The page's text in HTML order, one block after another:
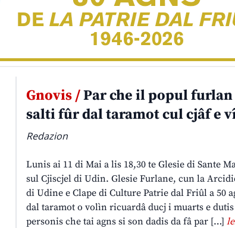
Gnovis /Par che il popul furlan
salti fûr dal taramot cul cjâf e
Redazion
Lunis ai 11 di Mai a lis 18,30 te Glesie di Sante
sul Cjiscjel di Udin. Glesie Furlane, cun la
di Udine e Clape di Culture Patrie dal Friûl a 50
dal taramot o volìn ricuardâ ducj i muarts e dutis
personis che tai agns si son dadis da fâ par […]